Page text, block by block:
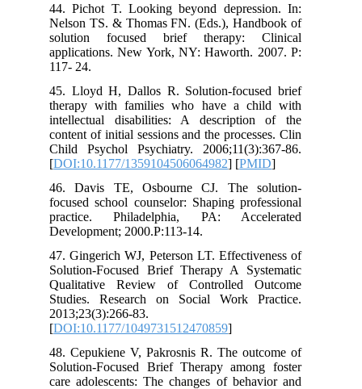
44. Pichot T. Looking beyond depression. In:
Nelson TS. & Thomas FN. (Eds.), Handbook of
solution focused brief therapy: Clinical
applications. New York, NY: Haworth. 2007. P:
117- 24.
45. Lloyd H, Dallos R. Solution-focused brief
therapy with families who have a child with
intellectual disabilities: A description of the
content of initial sessions and the processes. Clin
Child Psychol Psychiatry. 2006;11(3):367-86.
[DOI:10.1177/1359104506064982] [PMID
46. Davis TE, Osbourne CJ. The solution-
focused school counselor: Shaping professional
practice. Philadelphia, PA: Accelerated
Development; 2000.P:113-14.
47. Gingerich WJ, Peterson LT. Effectiveness of
Solution-Focused Brief Therapy A Systematic
Qualitative Review of Controlled Outcome
Studies. Research on Social Work Practice.
2013;23(3):266-83.
[DOI:10.1177/1049731512470859
48. Cepukiene V, Pakrosnis R. The outcome of
Solution-Focused Brief Therapy among foster
care adolescents: The changes of behavior and